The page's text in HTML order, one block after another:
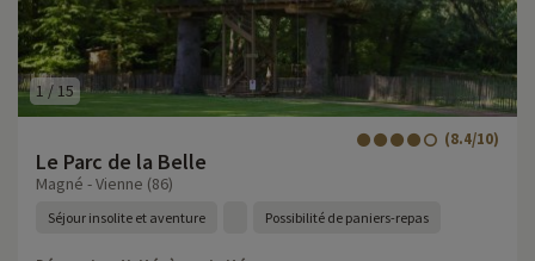
1/ 15
Le Parc de la Belle
(8.4/10)
Magné - Vienne (86)
Séjour insolite et aventure Possibilité de paniers-repas